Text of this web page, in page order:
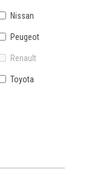
Nissan
Peugeot
Renault
Toyota